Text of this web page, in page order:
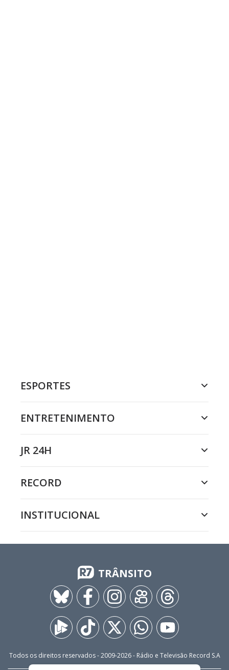
ESPORTES
ENTRETENIMENTO
JR 24H
RECORD
INSTITUCIONAL
TRÂNSITO
Todos os direitos reservados - 2009-2026- Rádio e Televisão Record S.A